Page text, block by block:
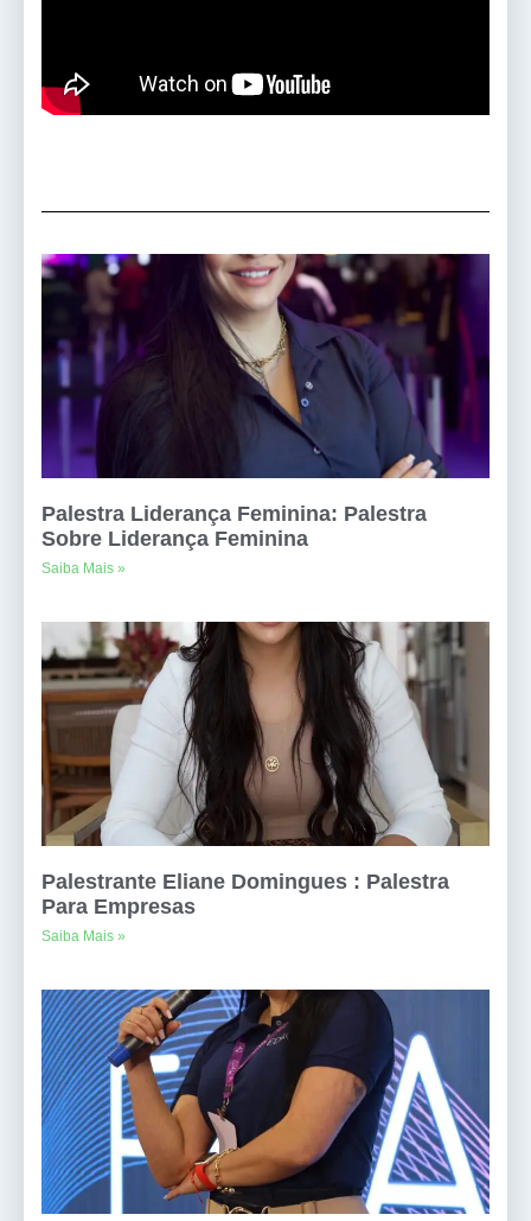
Palestra Liderança Feminina: Palestra
Sobre Liderança Feminina
Saiba Mais »
Palestrante Eliane Domingues : Palestra
Para Empresas
Saiba Mais »